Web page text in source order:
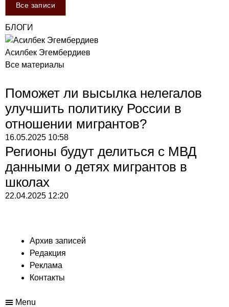
Все записи
БЛОГИ
Асилбек Эгембердиев
Все материалы
Поможет ли высылка нелегалов
улучшить политику России в
отношении мигрантов?
16.05.2025 10:58
Регионы будут делиться с МВД
данными о детях мигрантов в
школах
22.04.2025 12:20
Архив записей
Редакция
Реклама
Контакты
Menu